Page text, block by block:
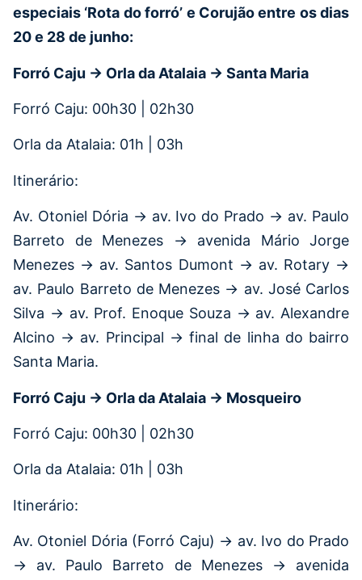
especiais ‘Rota do forró’ e Corujão entre os dias
20 e 28 de junho:
Forró Caju → Orla da Atalaia → Santa Maria
Forró Caju: 00h30 | 02h30
Orla da Atalaia: 01h | 03h
Itinerário:
Av. Otoniel Dória → av. Ivo do Prado → av. Paulo
Barreto de Menezes → avenida Mário Jorge
Menezes → av. Santos Dumont → av. Rotary →
av. Paulo Barreto de Menezes → av. José Carlos
Silva → av. Prof. Enoque Souza → av. Alexandre
Alcino → av. Principal → final de linha do bairro
Santa Maria.
Forró Caju → Orla da Atalaia → Mosqueiro
Forró Caju: 00h30 | 02h30
Orla da Atalaia: 01h | 03h
Itinerário:
Av. Otoniel Dória (Forró Caju) → av. Ivo do Prado
→ av. Paulo Barreto de Menezes → avenida